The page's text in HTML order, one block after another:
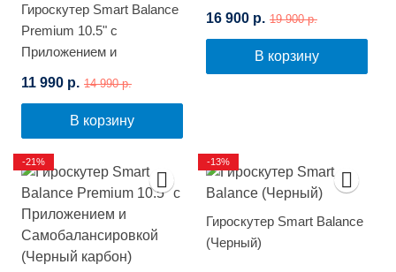
Гироскутер Smart Balance
Premium 10.5" с
Приложением и
(Синее пламя)
11 990 р. 14 990 р.
В корзину
16 900 р. 19 900 р.
В корзину
-21%
Гироскутер Smart Balance
(Черный)
-13%